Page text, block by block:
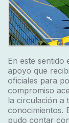
En este sentido
apoyo que
oficiales para
compromiso
la circulación a
conocimientos.
pudo contar